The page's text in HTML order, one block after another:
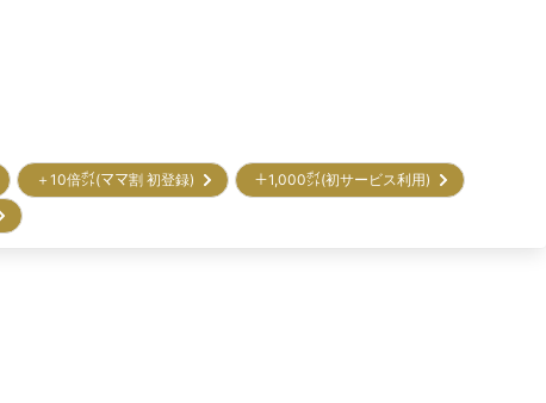
＋10倍㌽(ママ割 初登録)
＋1,000㌽(初サービス利用)